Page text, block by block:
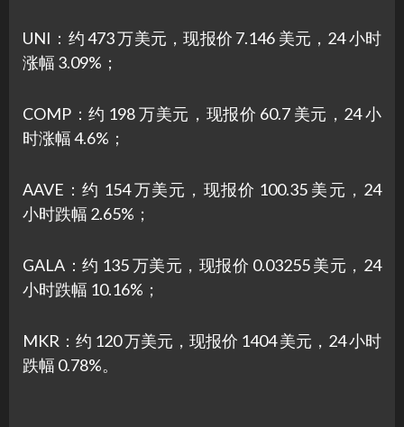
UNI：约 473 万美元，现报价 7.146 美元，24 小时
涨幅 3.09%；
COMP：约 198 万美元，现报价 60.7 美元，24 小
时涨幅 4.6%；
AAVE：约 154 万美元，现报价 100.35 美元，24
小时跌幅 2.65%；
GALA：约 135 万美元，现报价 0.03255 美元，24
小时跌幅 10.16%；
MKR：约 120 万美元，现报价 1404 美元，24 小时
跌幅 0.78%。